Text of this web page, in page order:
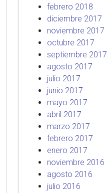
febrero 2018
diciembre 2017
noviembre 2017
octubre 2017
septiembre 2017
agosto 2017
julio 2017
junio 2017
mayo 2017
abril 2017
marzo 2017
febrero 2017
enero 2017
noviembre 2016
agosto 2016
julio 2016